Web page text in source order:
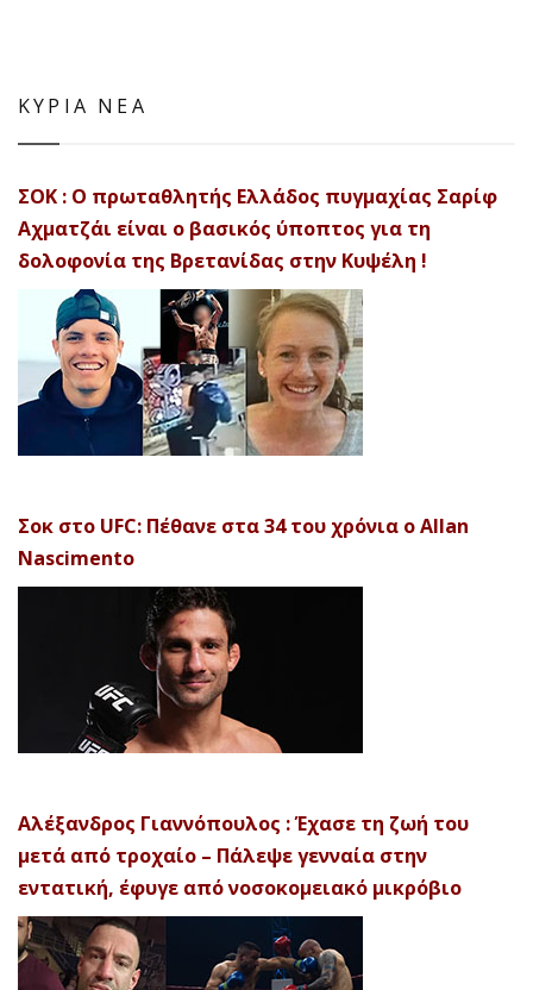
ΚΥΡΙΑ ΝΕΑ
ΣΟΚ : Ο πρωταθλητής Ελλάδος πυγμαχίας Σαρίφ
Αχματζάι είναι ο βασικός ύποπτος για τη
δολοφονία της Βρετανίδας στην Κυψέλη !
Σοκ στο UFC: Πέθανε στα 34 του χρόνια ο Allan
Nascimento
Αλέξανδρος Γιαννόπουλος : Έχασε τη ζωή του
μετά από τροχαίο – Πάλεψε γενναία στην
εντατική, έφυγε από νοσοκομειακό μικρόβιο